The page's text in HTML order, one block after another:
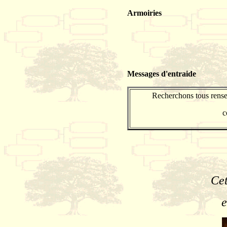
Armoiries
Messages d'entraide
Recherchons tous